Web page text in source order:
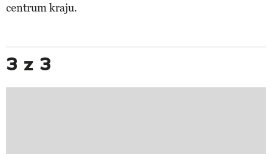
centrum kraju.
3 z 3